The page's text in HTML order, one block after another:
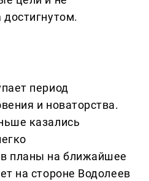
достигнутом.
период
и новаторства.
казались
планы на ближайшее
на стороне Водолеев